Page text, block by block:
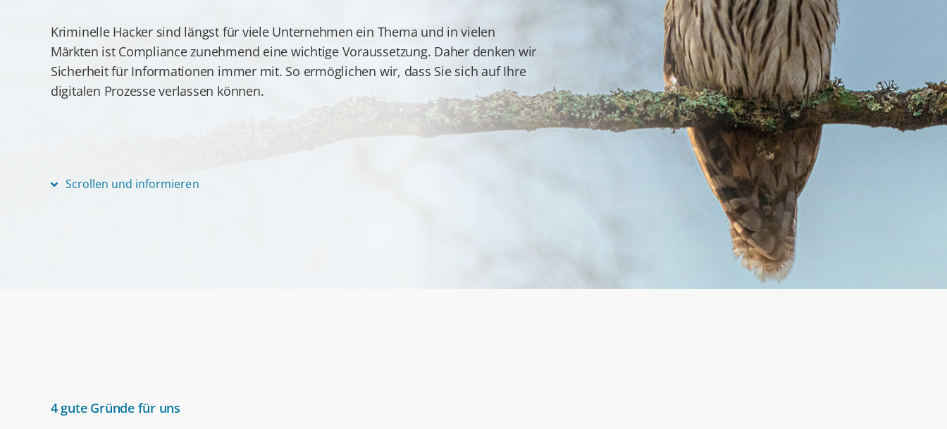
Kriminelle Hacker sind längst für viele Unternehmen ein Thema und in vielen
Märkten ist Compliance zunehmend eine wichtige Voraussetzung. Daher denken wir
Sicherheit für Informationen immer mit. So ermöglichen wir, dass Sie sich auf Ihre
digitalen Prozesse verlassen können.
Scrollen und informieren
4 gute Gründe für uns